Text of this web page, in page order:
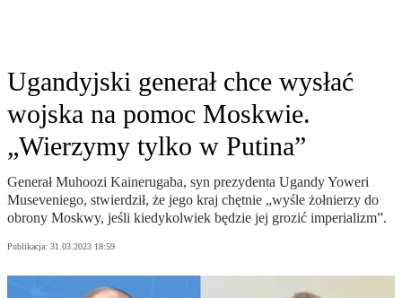
Ugandyjski generał chce wysłać
wojska na pomoc Moskwie.
„Wierzymy tylko w Putina”
Generał Muhoozi Kainerugaba, syn prezydenta Ugandy Yoweri
Museveniego, stwierdził, że jego kraj chętnie „wyśle żołnierzy do
obrony Moskwy, jeśli kiedykolwiek będzie jej grozić imperializm”.
Publikacja: 31.03.2023 18:59